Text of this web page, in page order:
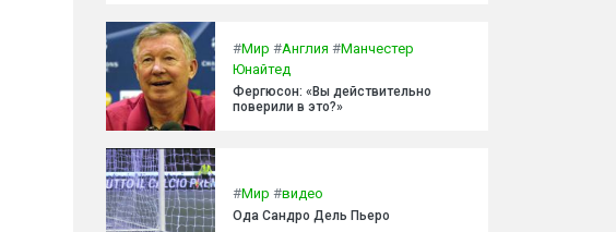
#Мир #Англия #Манчестер
Юнайтед
Фергюсон: «Вы действительно
поверили в это?»
#Мир #видео
Ода Сандро Дель Пьеро